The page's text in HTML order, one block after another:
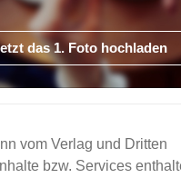
das 1. Foto hochladen
vom Verlag und Dritten
bzw. Services